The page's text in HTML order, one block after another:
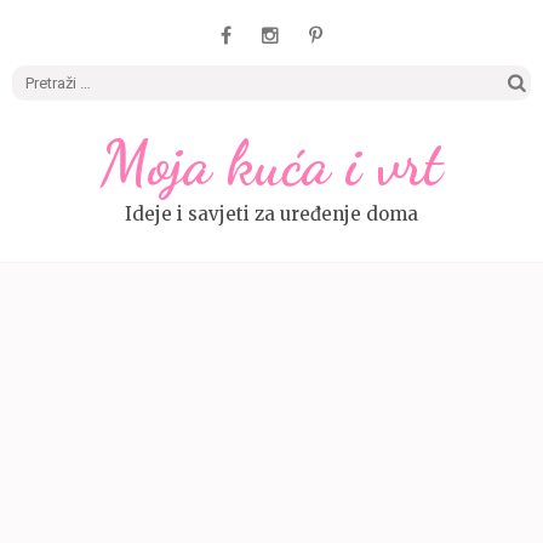
Moja kuća i vrt
Ideje i savjeti za uređenje doma